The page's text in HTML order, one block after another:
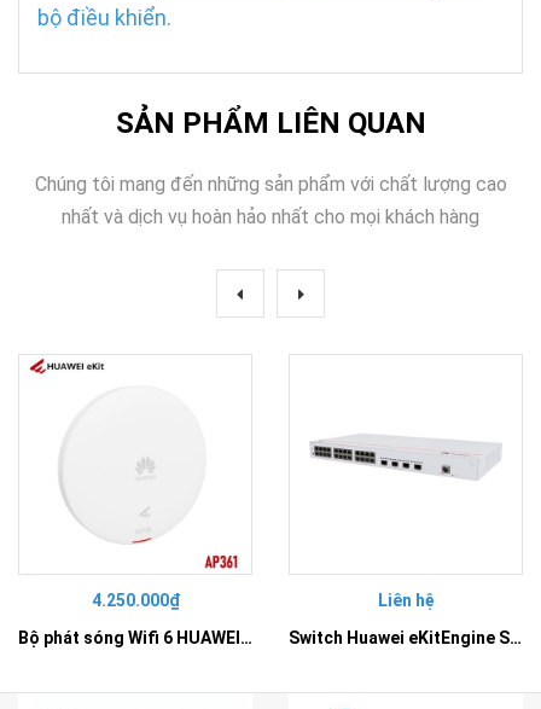
bộ điều khiển.
SẢN PHẨM LIÊN QUAN
Chúng tôi mang đến những sản phẩm với chất lượng cao
nhất và dịch vụ hoàn hảo nhất cho mọi khách hàng
4.250.000₫
Bộ phát sóng Wifi 6 HUAWEI eKit AP361
Liên hệ
Switch Huawei eKitEngine S310-24T4X